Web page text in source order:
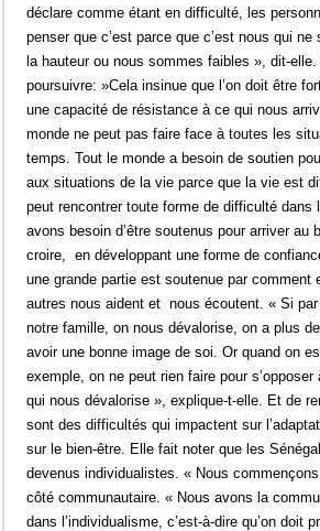
déclare comme étant en difficulté, les
penser que c’est parce que c’est nous qui
la hauteur ou nous sommes faibles », dit-
poursuivre: »Cela insinue que l’on doit être
une capacité de résistance à ce qui nous
monde ne peut pas faire face à toutes les
temps. Tout le monde a besoin de soutien
aux situations de la vie parce que la vie est
peut rencontrer toute forme de difficulté dans
avons besoin d’être soutenus pour arriver au
croire, en développant une forme de
une grande partie est soutenue par comment
autres nous aident et nous écoutent. « Si
notre famille, on nous dévalorise, on a plus
avoir une bonne image de soi. Or quand on
exemple, on ne peut rien faire pour s’opposer
qui nous dévalorise », explique-t-elle. Et de
sont des difficultés qui impactent sur
sur le bien-être. Elle fait noter que les
devenus individualistes. « Nous
côté communautaire. « Nous avons la
dans l’individualisme, c’est-à-dire qu’on doit